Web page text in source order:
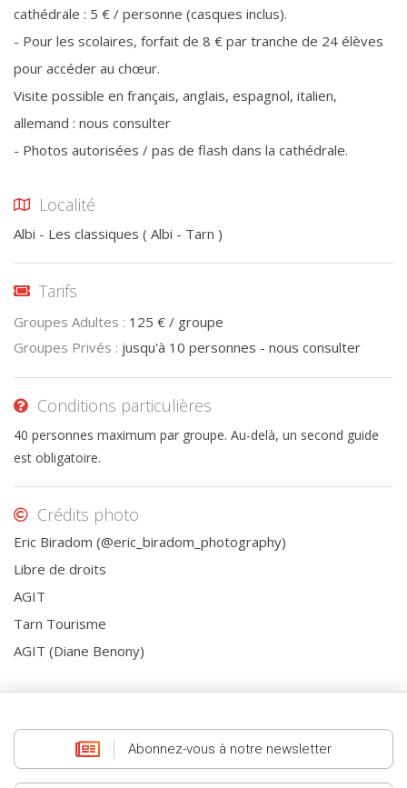
cathédrale : 5 € / personne (casques inclus).
- Pour les scolaires, forfait de 8 € par tranche de 24 élèves
pour accéder au chœur.
Visite possible en français, anglais, espagnol, italien,
allemand : nous consulter
- Photos autorisées / pas de flash dans la cathédrale.
Localité
Albi - Les classiques ( Albi - Tarn )
Tarifs
Groupes Adultes : 125 € / groupe
Groupes Privés : jusqu'à 10 personnes - nous consulter
Conditions particulières
40 personnes maximum par groupe. Au-delà, un second guide
est obligatoire.
Crédits photo
Eric Biradom (@eric_biradom_photography)
Libre de droits
AGIT
Tarn Tourisme
AGIT (Diane Benony)
Abonnez-vous à notre newsletter